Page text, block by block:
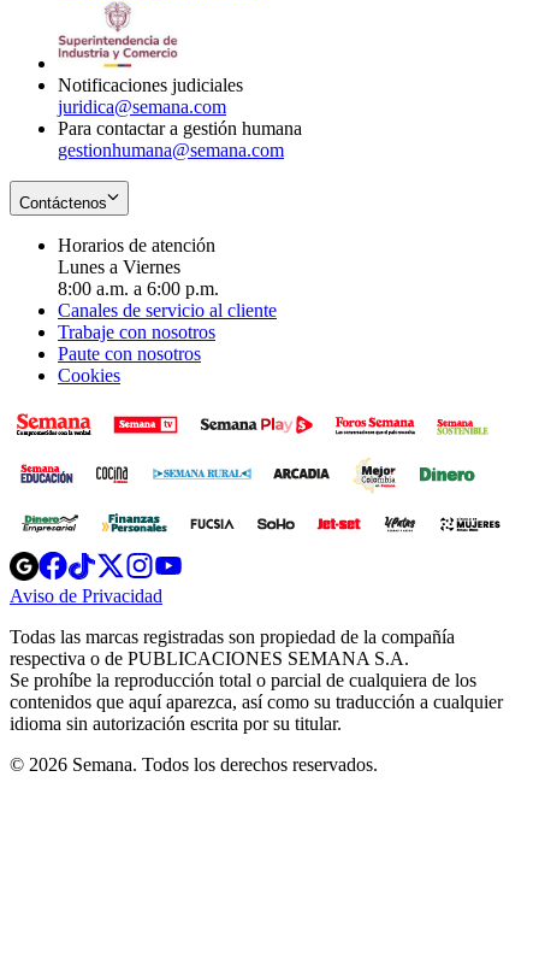
Notificaciones judiciales
juridica@semana.com
Para contactar a gestión humana
gestionhumana@semana.com
Contáctenos
Horarios de atención
Lunes a Viernes
8:00 a.m. a 6:00 p.m.
Canales de servicio al cliente
Trabaje con nosotros
Paute con nosotros
Cookies
Opens
in
new
Opens
in
new
Opens
in
new
window
Opens
new
windowwindow
Aviso de Privacidad
new
window
Todas las marcas registradas son propiedad de la compañía
respectiva o de PUBLICACIONES SEMANA S.A.
Se prohíbe la reproducción total o parcial de cualquiera de los
contenidos que aquí aparezca, así como su traducción a cualquier
idioma sin autorización escrita por su titular.
© 2026 Semana. Todos los derechos reservados.